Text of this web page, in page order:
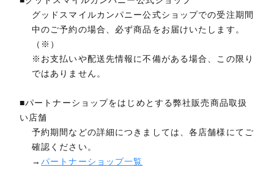
グッドスマイルカンパニー公式ショップでの受注期間
中のご予約の場合、必ず商品をお届けいたします。
（※）
※お支払いや配送先情報に不備がある場合、この限り
ではありません。
■パートナーショップをはじめとする弊社販売商品取扱
い店舗
予約期間などの詳細につきましては、各店舗様にてご
確認ください。
→パートナーショップ一覧